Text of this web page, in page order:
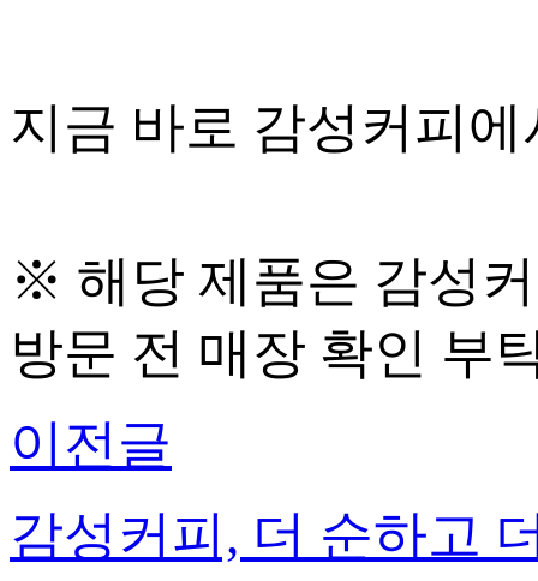
지금 바로 감성커피
※ 해당 제품은 감성
방문 전 매장 확인 부
이전글
감성커피, 더 순하고